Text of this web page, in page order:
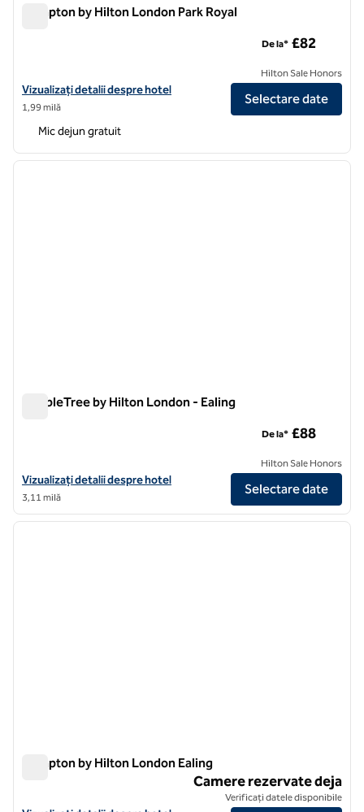
Hampton by Hilton London Park Royal
Vizualizați detaliile hotelului Hampton by Hilton London Park Royal
Vizualizați detalii despre hotel
1,99 milă
De la* £82
Hilton Sale Honors
Selectare date
Mic dejun gratuit
1 din 10
DoubleTree by Hilton London - Ealing
Vizualizați detalii despre hotel pentru DoubleTree by Hilton London -
Vizualizați detalii despre hotel
3,11 milă
De la* £88
Hilton Sale Honors
Selectare date
1/11
1 din 11
Hampton by Hilton London Ealing
Hampton by Hilton London EalingCamere rezervate deja
Verificați datele disponibile